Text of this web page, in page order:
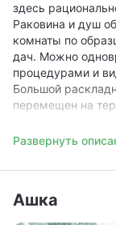
здесь
Раковина и душ
комнаты по
дач. Можно
процедурами и
Большой
перемещен на
В номере:
Ванная
Холодильник
Ашка